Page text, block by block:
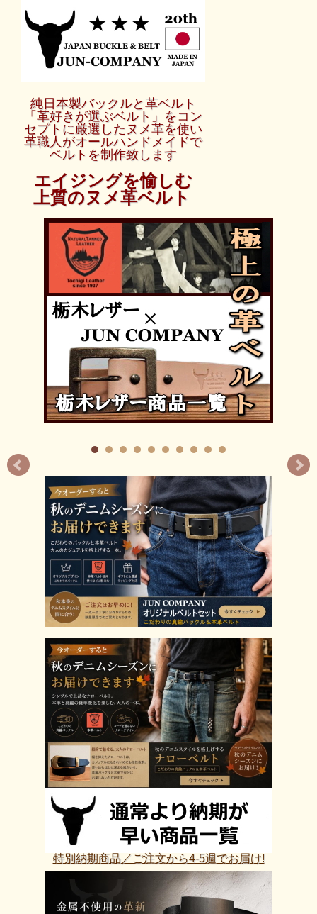
純日本製バックルと革ベルト
「革好きが選ぶベルト」をコン
セプトに厳選したヌメ革を使い
革職人がオールハンドメイドで
ベルトを制作致します
エイジングを愉しむ
上質のヌメ革ベルト
特別納期商品／ご注文から4-5週でお届け!